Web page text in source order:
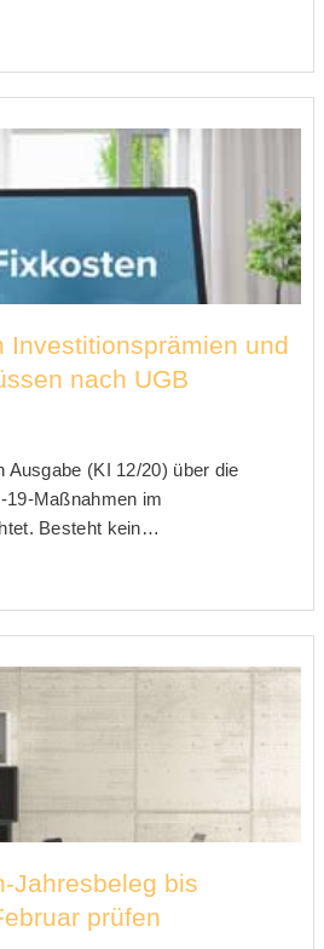
Investitionsprämien und
nach UGB
Ausgabe (KI 12/20) über die
19-Maßnahmen im
Besteht kein…
Jahresbeleg bis
prüfen